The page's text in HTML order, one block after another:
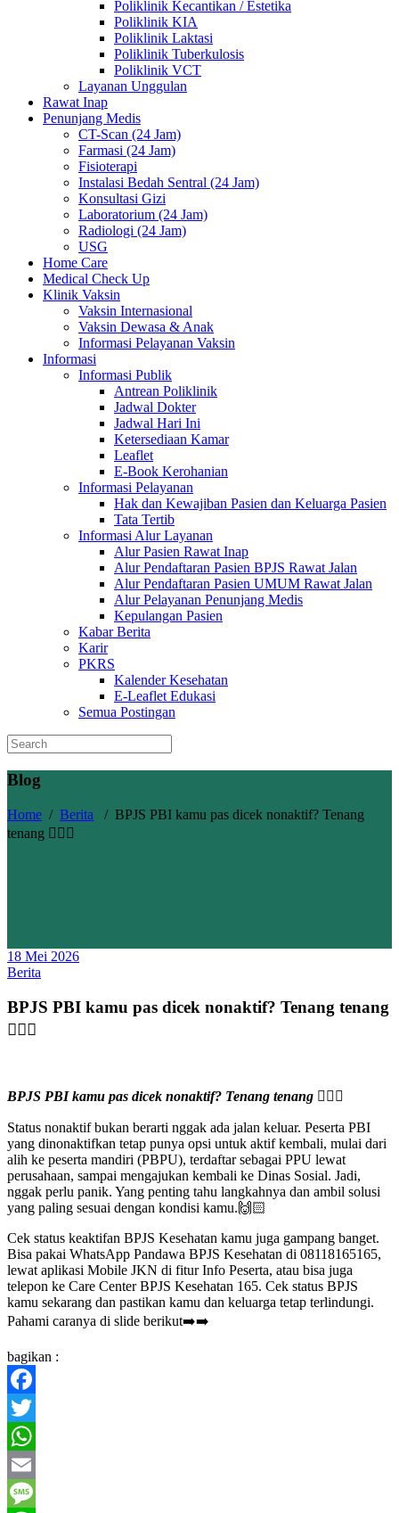
Poliklinik Kecantikan / Estetika
Poliklinik KIA
Poliklinik Laktasi
Poliklinik Tuberkulosis
Poliklinik VCT
Layanan Unggulan
Rawat Inap
Penunjang Medis
CT-Scan (24 Jam)
Farmasi (24 Jam)
Fisioterapi
Instalasi Bedah Sentral (24 Jam)
Konsultasi Gizi
Laboratorium (24 Jam)
Radiologi (24 Jam)
USG
Home Care
Medical Check Up
Klinik Vaksin
Vaksin Internasional
Vaksin Dewasa & Anak
Informasi Pelayanan Vaksin
Informasi
Informasi Publik
Antrean Poliklinik
Jadwal Dokter
Jadwal Hari Ini
Ketersediaan Kamar
Leaflet
E-Book Kerohanian
Informasi Pelayanan
Hak dan Kewajiban Pasien dan Keluarga Pasien
Tata Tertib
Informasi Alur Layanan
Alur Pasien Rawat Inap
Alur Pendaftaran Pasien BPJS Rawat Jalan
Alur Pendaftaran Pasien UMUM Rawat Jalan
Alur Pelayanan Penunjang Medis
Kepulangan Pasien
Kabar Berita
Karir
PKRS
Kalender Kesehatan
E-Leaflet Edukasi
Semua Postingan
Blog
Home / Berita / BPJS PBI kamu pas dicek nonaktif? Tenang
tenang ✋🏻😊
18 Mei 2026
Berita
BPJS PBI kamu pas dicek nonaktif? Tenang tenang
✋🏻😊
BPJS PBI kamu pas dicek nonaktif? Tenang tenang ✋🏻😊
Status nonaktif bukan berarti nggak ada jalan keluar. Peserta PBI
yang dinonaktifkan tetap punya opsi untuk aktif kembali, mulai dari
alih ke peserta mandiri (PBPU), terdaftar sebagai PPU lewat
perusahaan, sampai mengajukan kembali ke Dinas Sosial. Jadi,
nggak perlu panik. Yang penting tahu langkahnya dan ambil solusi
yang paling sesuai dengan kondisi kamu.🙌🏻
Cek status keaktifan BPJS Kesehatan kamu juga gampang banget.
Bisa pakai WhatsApp Pandawa BPJS Kesehatan di 08118165165,
lewat aplikasi Mobile JKN di fitur Info Peserta, atau bisa juga
telepon ke Care Center BPJS Kesehatan 165. Cek status BPJS
kamu sekarang dan pastikan kamu dan keluarga tetap terlindungi.
Pahami caranya di slide berikut➡️➡️
bagikan :
Facebook
Twitter
WhatsApp
Email